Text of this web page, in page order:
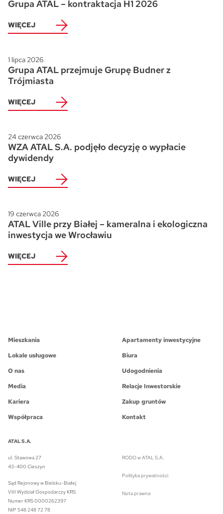
Grupa ATAL – kontraktacja H1 2026
WIĘCEJ
1 lipca 2026
Grupa ATAL przejmuje Grupę Budner z
Trójmiasta
WIĘCEJ
24 czerwca 2026
WZA ATAL S.A. podjęło decyzję o wypłacie
dywidendy
WIĘCEJ
19 czerwca 2026
ATAL Ville przy Białej – kameralna i ekologiczna
inwestycja we Wrocławiu
WIĘCEJ
Mieszkania
Apartamenty inwestycyjne
Lokale usługowe
Biura
O nas
Udogodnienia
Media
Relacje Inwestorskie
Kariera
Zakup gruntów
Współpraca
Kontakt
ATAL S.A.
ul. Stawowa 27
43-400 Cieszyn
Sąd Rejonowy w Bielsku-Białej
VIII Wydział Gospodarczy KRS
Numer KRS 0000262397
NIP 548 248 72 78
RODO w ATAL S.A.
Polityka prywatności
Nota prawna